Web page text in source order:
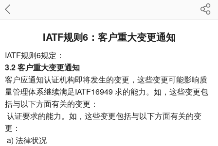
IATF规则6：客户重大变更通知
IATF规则6规定：
3.2 客户重大变更通知
客户应通知认证机构即将发生的变更，这些变更可能影响质
量管理体系继续满足IATF16949 求的能力。如，这些变更包
括与以下方面有关的变更：
认证要求的能力。如，这些变更包括与以下方面有关的变
更：
a) 法律状况